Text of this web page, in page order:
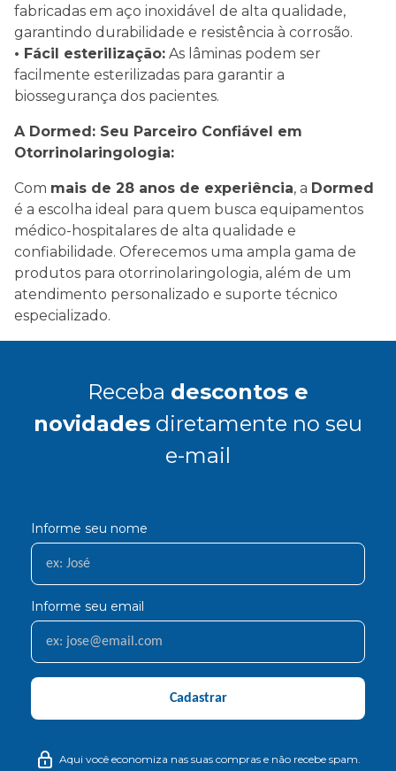
fabricadas em aço inoxidável de alta qualidade,
garantindo durabilidade e resistência à corrosão.
• Fácil esterilização: As lâminas podem ser
facilmente esterilizadas para garantir a
biossegurança dos pacientes.
A Dormed: Seu Parceiro Confiável em
Otorrinolaringologia:
Com mais de 28 anos de experiência, a Dormed
é a escolha ideal para quem busca equipamentos
médico-hospitalares de alta qualidade e
confiabilidade. Oferecemos uma ampla gama de
produtos para otorrinolaringologia, além de um
atendimento personalizado e suporte técnico
especializado.
Receba descontos e
novidades diretamente no seu
e-mail
Informe seu nome
Informe seu email
Cadastrar
Aqui você economiza nas suas compras e não recebe spam.